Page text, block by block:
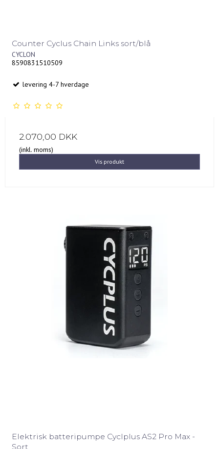
Counter Cyclus Chain Links sort/blå
CYCLON
8590831510509
levering 4-7 hverdage
2.070,00 DKK
(inkl. moms)
Vis produkt
Elektrisk batteripumpe Cyclplus AS2 Pro Max -
Sort